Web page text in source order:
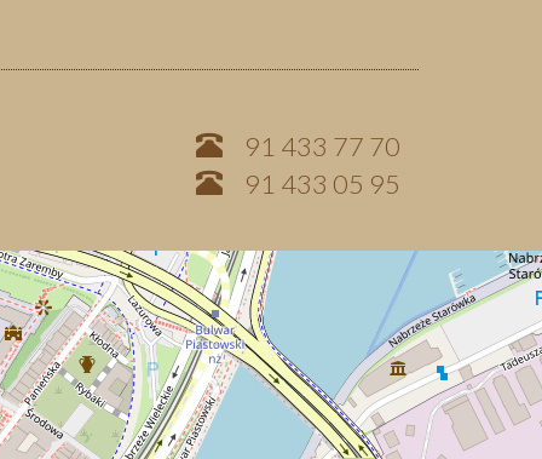
91 433 77 70
91 433 05 95